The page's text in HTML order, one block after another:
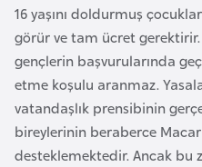
16 yaşını doldurmuş
görür ve tam ücret gerektirir.
gençlerin başvurularında
etme koşulu aranmaz.
vatandaşlık prensibinin
bireylerinin beraberce Macar
desteklemektedir. Ancak bu
k
K
o
n
g
o